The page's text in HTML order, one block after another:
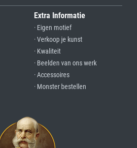
Extra Informatie
· Eigen motief
· Verkoop je kunst
· Kwaliteit
· Beelden van ons werk
· Accessoires
· Monster bestellen